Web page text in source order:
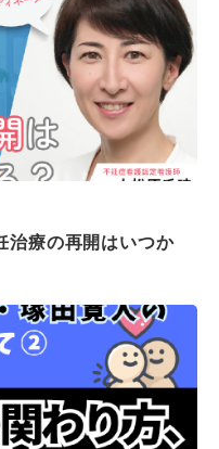
治療の再開はいつか